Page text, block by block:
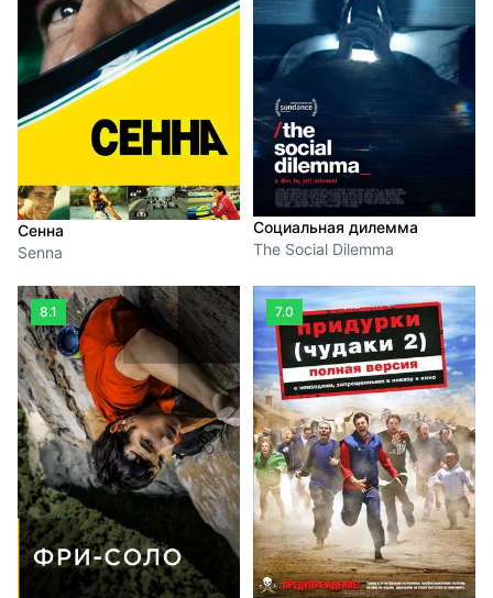
Сенна
Senna
Социальная дилемма
The Social Dilemma
8.1 7.0